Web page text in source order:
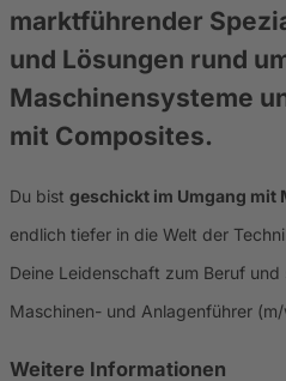
marktführender
und Lösungen rund
Maschinensysteme
mit Composites.
Du bist geschickt im Umgang mit
endlich tiefer in die Welt der
Deine Leidenschaft zum Beruf
Maschinen- und Anlagenführer
Weitere Informationen